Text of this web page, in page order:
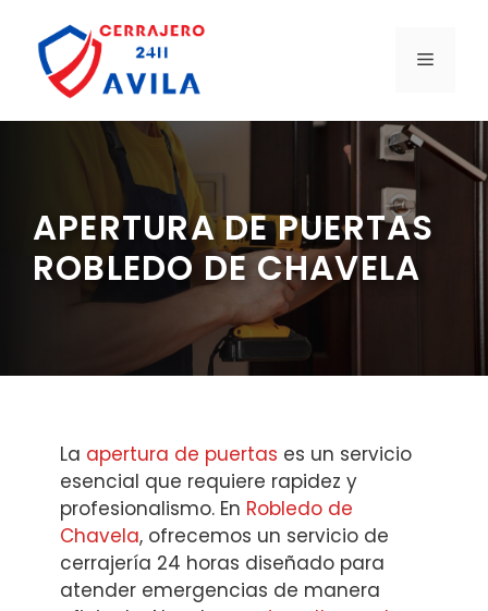
contenido
MENÚ
APERTURA DE PUERTAS
ROBLEDO DE CHAVELA
La apertura de puertas es un servicio
esencial que requiere rapidez y
profesionalismo. En Robledo de
Chavela, ofrecemos un servicio de
cerrajería 24 horas diseñado para
atender emergencias de manera